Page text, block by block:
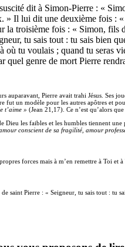
dit à Simon-Pierre : «
» Il lui dit une deuxième fois :
la troisième fois : « Simon, fils
tu sais tout : tu sais bien
tu voulais ; quand tu seras
quel genre de mort Pierre
auparavant, Pierre avait trahi Jésus. Ses
fut un modèle pour les autres apôtres
t’aime » (Jean 21,17). Ce n’est qu’alors
Dieu les faibles et les humbles tiennent
conscient de sa fragilité, amour
forces mais à m’en remettre à Toi et à
saint Pierre : « Seigneur, tu sais tout : tu